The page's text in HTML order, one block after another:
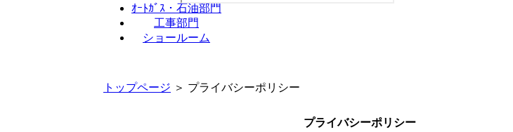
ｵｰﾄｶﾞｽ・石油部門
工事部門
ショールーム
トップページ ＞ プライバシーポリシー
プライバシーポリシー